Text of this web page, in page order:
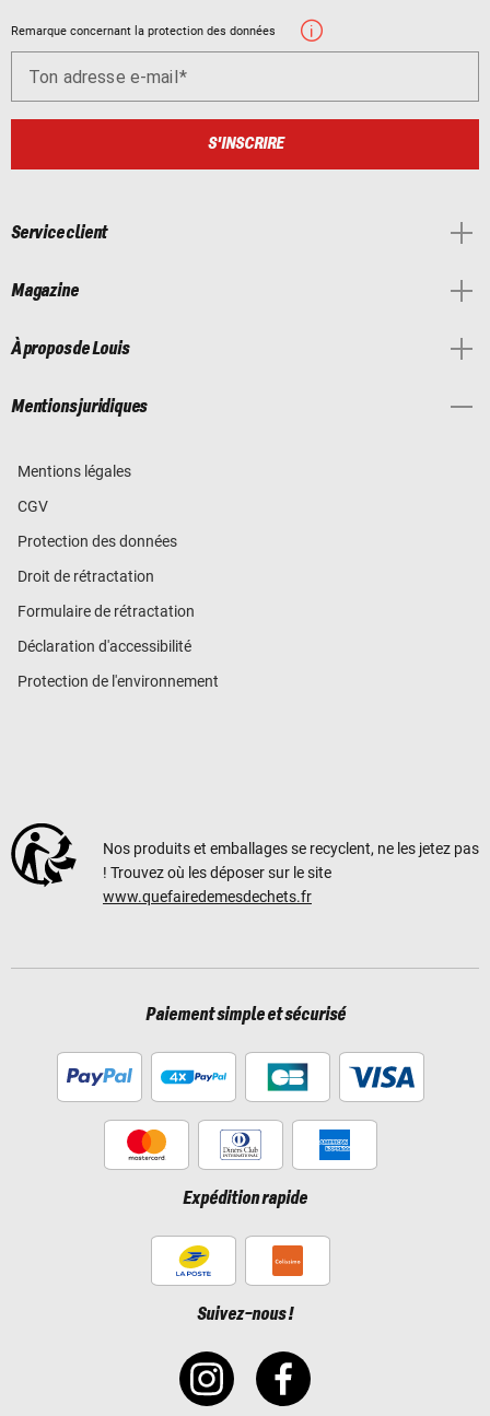
Remarque concernant la protection des données
Ton adresse e-mail
S'INSCRIRE
Service client
Magazine
À propos de Louis
Mentions juridiques
Mentions légales
CGV
Protection des données
Droit de rétractation
Formulaire de rétractation
Déclaration d'accessibilité
Protection de l'environnement
Nos produits et emballages se recyclent, ne les jetez pas
! Trouvez où les déposer sur le site
www.quefairedemesdechets.fr
Paiement simple et sécurisé
Expédition rapide
Suivez-nous !